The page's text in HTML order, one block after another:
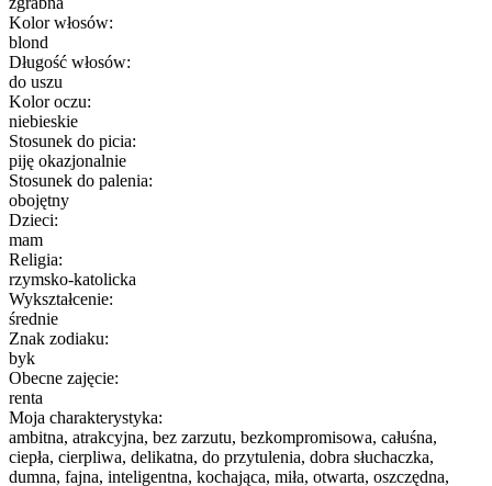
Kolor włosów:
blond
Długość włosów:
do uszu
Kolor oczu:
niebieskie
Stosunek do picia:
piję okazjonalnie
Stosunek do palenia:
obojętny
Dzieci:
mam
Religia:
rzymsko-katolicka
Wykształcenie:
średnie
Znak zodiaku:
byk
Obecne zajęcie:
renta
Moja charakterystyka:
ambitna, atrakcyjna, bez zarzutu, bezkompromisowa, całuśna,
ciepła, cierpliwa, delikatna, do przytulenia, dobra słuchaczka,
dumna, fajna, inteligentna, kochająca, miła, otwarta, oszczędna,